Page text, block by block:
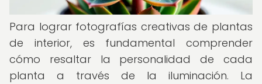
Para lograr fotografías creativas de plantas
de interior, es fundamental comprender
cómo resaltar la personalidad de cada
planta a través de la iluminación. La